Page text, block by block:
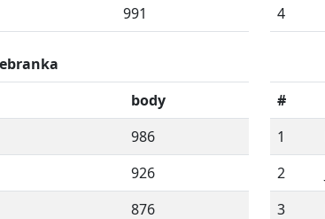
991
4
body
986
926
876
#
1
2
3